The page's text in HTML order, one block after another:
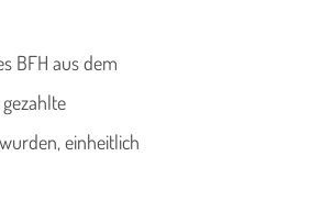
BFH aus dem
einheitlich